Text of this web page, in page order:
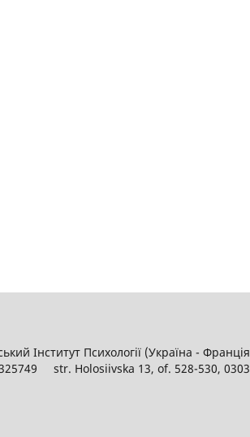
Інститут Психології (Україна -
str. Holosiivska 13, of. 528-530,